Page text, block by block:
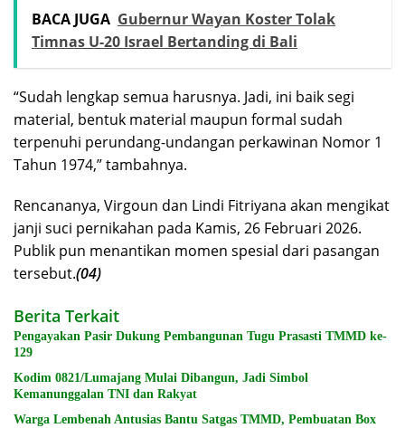
BACA JUGA Gubernur Wayan Koster Tolak
Timnas U-20 Israel Bertanding di Bali
“Sudah lengkap semua harusnya. Jadi, ini baik segi
material, bentuk material maupun formal sudah
terpenuhi perundang-undangan perkawinan Nomor 1
Tahun 1974,” tambahnya.
Rencananya, Virgoun dan Lindi Fitriyana akan mengikat
janji suci pernikahan pada Kamis, 26 Februari 2026.
Publik pun menantikan momen spesial dari pasangan
tersebut.(04)
Berita Terkait
Pengayakan Pasir Dukung Pembangunan Tugu Prasasti TMMD ke-
129
Kodim 0821/Lumajang Mulai Dibangun, Jadi Simbol
Kemanunggalan TNI dan Rakyat
Warga Lembenah Antusias Bantu Satgas TMMD, Pembuatan Box